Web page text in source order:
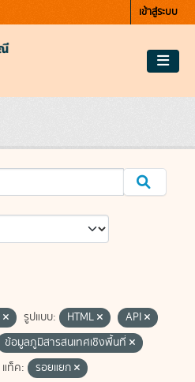
เข้าสู่ระบบ
รูปแบบ: HTML
API
ข้อมูลภูมิสารสนเทศเชิงพื้นที่
แท็ค:
รอยแยก